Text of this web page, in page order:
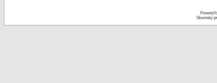
Powered
Slovenský